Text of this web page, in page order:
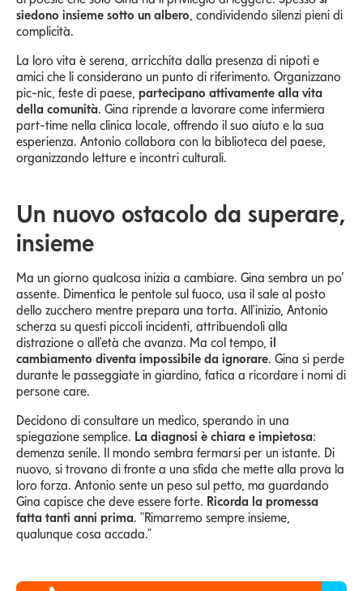
siedono insieme sotto un albero , condividendo silenzi pieni di
complicità.
La loro vita è serena, arricchita dalla presenza di nipoti e
amici che li considerano un punto di riferimento. Organizzano
pic-nic, feste di paese, partecipano attivamente alla vita
della comunità. Gina riprende a lavorare come infermiera
part-time nella clinica locale, offrendo il suo aiuto e la sua
esperienza. Antonio collabora con la biblioteca del paese,
organizzando letture e incontri culturali.
Un nuovo ostacolo da superare,
insieme
Ma un giorno qualcosa inizia a cambiare. Gina sembra un po’
assente. Dimentica le pentole sul fuoco, usa il sale al posto
dello zucchero mentre prepara una torta. All'inizio, Antonio
scherza su questi piccoli incidenti, attribuendoli alla
distrazione o all'età che avanza. Ma col tempo, il
cambiamento diventa impossibile da ignorare. Gina si perde
durante le passeggiate in giardino, fatica a ricordare i nomi di
persone care.
Decidono di consultare un medico, sperando in una
spiegazione semplice. La diagnosi è chiara e impietosa:
demenza senile. Il mondo sembra fermarsi per un istante. Di
nuovo, si trovano di fronte a una sfida che mette alla prova la
loro forza. Antonio sente un peso sul petto, ma guardando
Gina capisce che deve essere forte. Ricorda la promessa
fatta tanti anni prima. "Rimarremo sempre insieme,
qualunque cosa accada."